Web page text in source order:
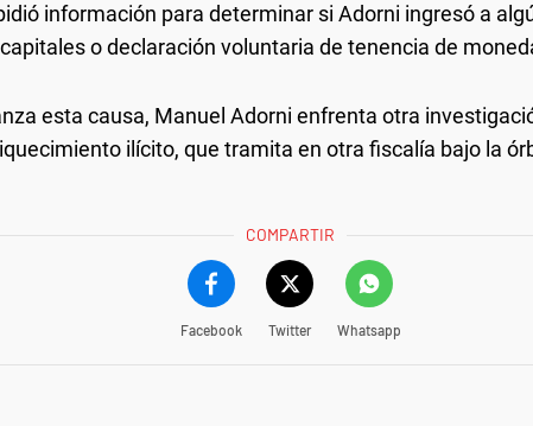
información para determinar si Adorni ingresó a
o declaración voluntaria de tenencia de
esta causa, Manuel Adorni enfrenta otra
ilícito, que tramita en otra fiscalía bajo la
COMPARTIR
Facebook Twitter Whatsapp